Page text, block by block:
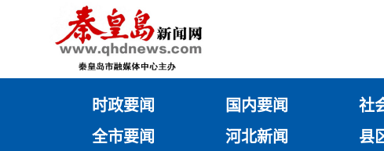
时政要闻 国内要闻 社
全市要闻
河北新闻 县